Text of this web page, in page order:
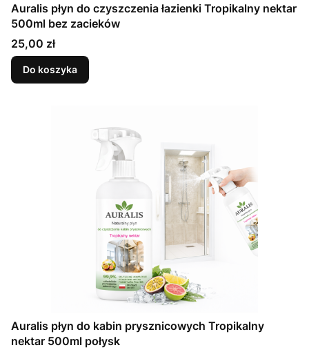
Auralis płyn do czyszczenia łazienki Tropikalny nektar
500ml bez zacieków
Cena
25,00 zł
Do koszyka
Auralis płyn do kabin prysznicowych Tropikalny
nektar 500ml połysk